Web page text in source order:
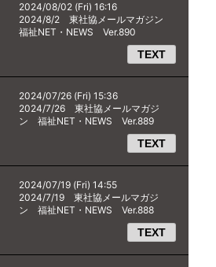
2024/08/02 (Fri) 16:16
2024/8/2 東社協メールマガジン
福祉NET・NEWS Ver.890
TEXT
2024/07/26 (Fri) 15:36
2024/7/26 東社協メールマガジ
ン 福祉NET・NEWS Ver.889
TEXT
2024/07/19 (Fri) 14:55
2024/7/19 東社協メールマガジ
ン 福祉NET・NEWS Ver.888
TEXT